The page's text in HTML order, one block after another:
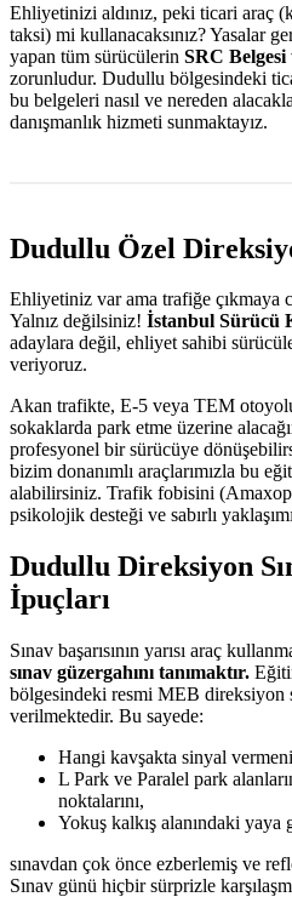
Ehliyetinizi aldınız, peki ticari araç
taksi) mi kullanacaksınız? Yasalar
yapan tüm sürücülerin SRC Belgesi
zorunludur. Dudullu bölgesindeki
bu belgeleri nasıl ve nereden
danışmanlık hizmeti sunmaktayız.
Dudullu Özel
Ehliyetiniz var ama trafiğe çıkmaya
Yalnız değilsiniz! İstanbul Sürücü
adaylara değil, ehliyet sahibi
veriyoruz.
Akan trafikte, E-5 veya TEM
sokaklarda park etme üzerine
profesyonel bir sürücüye
bizim donanımlı araçlarımızla bu
alabilirsiniz. Trafik fobisini
psikolojik desteği ve sabırlı
Dudullu Direksiyon
İpuçları
Sınav başarısının yarısı araç
sınav güzergahını tanımaktır.
bölgesindeki resmi MEB direksiyon
verilmektedir. Bu sayede:
Hangi kavşakta sinyal
L Park ve Paralel park
noktalarını,
Yokuş kalkış alanındaki yaya
sınavdan çok önce ezberlemiş ve
Sınav günü hiçbir sürprizle